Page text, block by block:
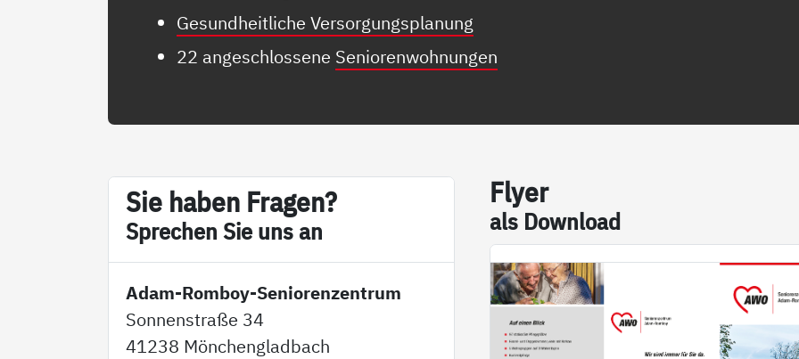
Gesundheitliche Versorgungsplanung
22 angeschlossene Seniorenwohnungen
Sie ha­ben Fra­gen?
Sp­re­chen Sie uns an
Adam-Romboy-Seniorenzentrum
Sonnenstraße 34
41238 Mönchengladbach
Fly­er
als Down­load